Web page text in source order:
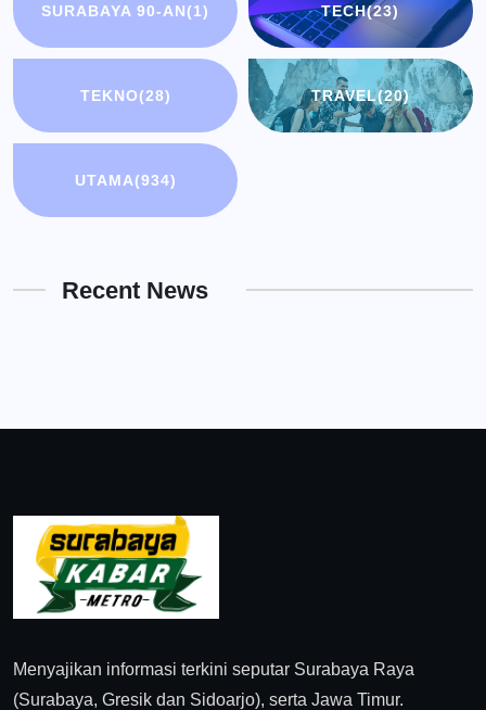
SURABAYA 90-AN(1) TECH(23)
TEKNO(28) TRAVEL(20)
UTAMA(934)
Recent News
Menyajikan informasi terkini seputar Surabaya Raya
(Surabaya, Gresik dan Sidoarjo), serta Jawa Timur.